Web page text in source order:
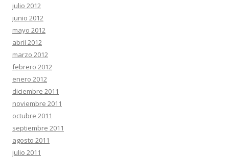
julio 2012
junio 2012
mayo 2012
abril 2012
marzo 2012
febrero 2012
enero 2012
diciembre 2011
noviembre 2011
octubre 2011
septiembre 2011
agosto 2011
julio 2011